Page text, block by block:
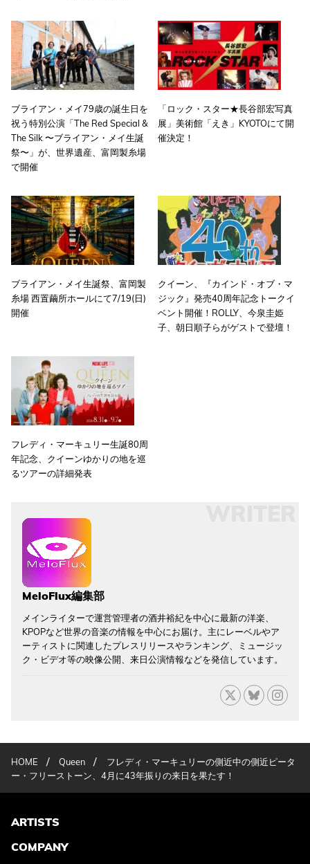
ブライアン・メイ79歳の誕生日を
祝う特別公演「The Red Special &
The Silk 〜ブライアン・メイ生誕
祭〜」が、世界遺産、富岡製糸場
で開催
「ロック・スター★長谷部宏写真
展」美術館「えき」KYOTOにて開
催決定！
ブライアン・メイ生誕祭、富岡製
糸場 西置繭所ホールにて7/19(日)
開催
クイーン、『カインド・オブ・マ
ジック』発売40周年記念トークイ
ベント開催！ROLLY、今泉圭姫
子、朝日順子らがゲストで登壇！
フレディ・マーキュリー生誕80周
年記念、クイーンゆかりの地を巡
るツアーの詳細発表
MeloFlux編集部
メインライターで運営管理者の酒井裕紀を中心に最新の洋楽、
KPOPなど世界の音楽の情報を中心にお届け。主にレーベルやア
ーティストに関連したプレスリリースやランキング、ミュージッ
ク・ビデオ等の映像公開、来日公演情報などを発信しています。
HOME / Queen /
フレディ・マーキュリーの側近中の側近ピータ
ー・フリーストーン、4月に43年振りの来日を果たす！
ARTISTS
COMPANY